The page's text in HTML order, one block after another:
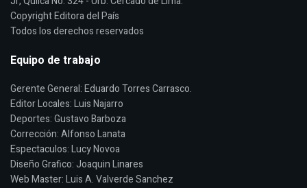
Copyright Editora del País
Todos los derechos reservados
Equipo de trabajo
Gerente General: Eduardo Torres Carrasco.
Editor Locales: Luis Najarro
Deportes: Gustavo Barboza
Corrección: Alfonso Lanata
Espectaculos: Lucy Novoa
Diseño Grafico: Joaquin Linares
Web Master: Luis A. Valverde Sanchez